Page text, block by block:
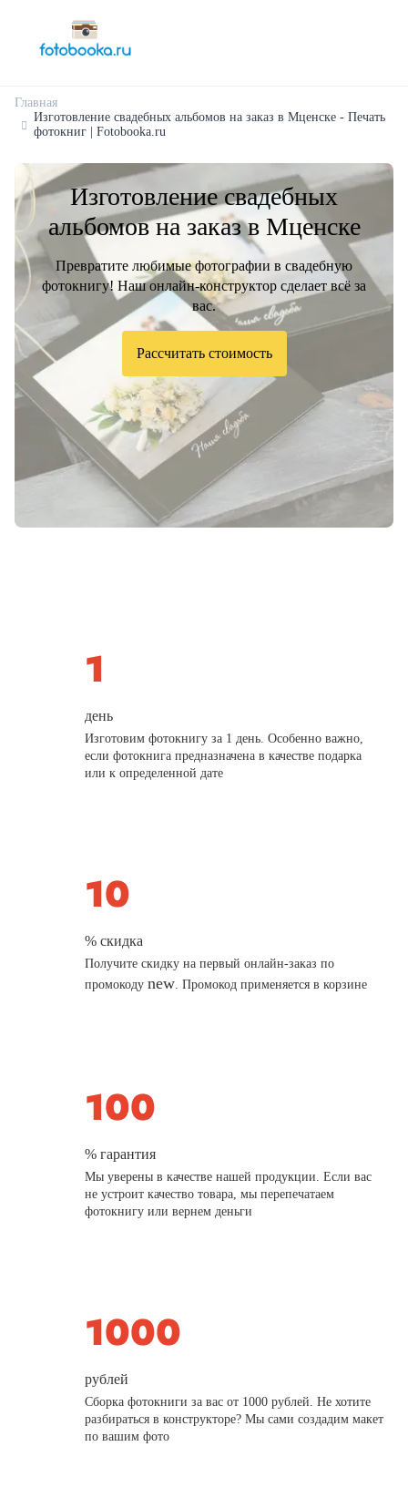
Главная
Изготовление свадебных альбомов на заказ в Мценске - Печать
фотокниг | Fotobooka.ru
Изготовление свадебных
альбомов на заказ в Мценске
Превратите любимые фотографии в свадебную
фотокнигу! Наш онлайн-конструктор сделает всё за
вас.
Рассчитать стоимость
день
Изготовим фотокнигу за 1 день. Особенно важно,
если фотокнига предназначена в качестве подарка
или к определенной дате
% скидка
Получите скидку на первый онлайн-заказ по
промокодуnew. Промокод применяется в корзине
% гарантия
Мы уверены в качестве нашей продукции. Если вас
не устроит качество товара, мы перепечатаем
фотокнигу или вернем деньги
рублей
Сборка фотокниги за вас от 1000 рублей. Не хотите
разбираться в конструкторе? Мы сами создадим макет
по вашим фото